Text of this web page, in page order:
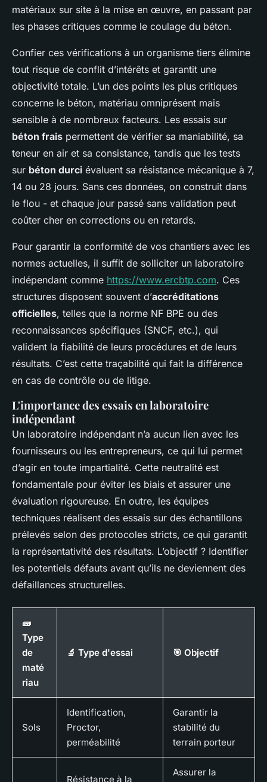
matériaux sur site à la mise en œuvre, en passant par
les phases critiques comme le coulage du béton.
Confier ces vérifications à un organisme tiers élimine
tout risque de conflit d’intérêts et garantit une
objectivité totale. L’un des points les plus critiques
concerne le béton, matériau omniprésent mais
sensible à de nombreux facteurs. Les essais sur
béton frais permettent de vérifier sa maniabilité, sa
teneur en air et sa consistance, tandis que les tests
sur béton durci évaluent sa résistance mécanique à 7,
14 ou 28 jours. Sans ces données, on construit dans
le flou - et chaque jour passé sans validation peut
coûter cher en corrections ou en retards.
Pour garantir la conformité de vos chantiers avec les
normes actuelles, il suffit de solliciter un laboratoire
indépendant comme https://www.ercbtp.com. Ces
structures disposent souvent d’accréditations
officielles, telles que la norme NF BPE ou des
reconnaissances spécifiques (SNCF, etc.), qui
valident la fiabilité de leurs procédures et de leurs
résultats. C’est cette traçabilité qui fait la différence
en cas de contrôle ou de litige.
L'importance des essais en laboratoire
indépendant
Un laboratoire indépendant n’a aucun lien avec les
fournisseurs ou les entrepreneurs, ce qui lui permet
d’agir en toute impartialité. Cette neutralité est
fondamentale pour éviter les biais et assurer une
évaluation rigoureuse. En outre, les équipes
techniques réalisent des essais sur des échantillons
prélevés selon des protocoles stricts, ce qui garantit
la représentativité des résultats. L’objectif ? Identifier
les potentiels défauts avant qu’ils ne deviennent des
défaillances structurelles.
🧱
Type
de
maté
riau
🔬 Type d'essai 🎯 Objectif
Sols
Identification,
Proctor,
perméabilité
Garantir la
stabilité du
terrain porteur
Résistance à la
Assurer la